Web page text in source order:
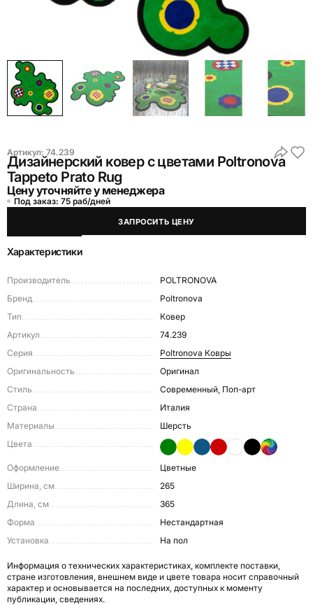
Артикул: 74.239
Дизайнерский ковер с цветами Poltronova
Tappeto Prato Rug
Цену уточняйте у менеджера
Под заказ: 75 раб/дней
ЗАПРОСИТЬ ЦЕНУ
Характеристики
Производитель
POLTRONOVA
Бренд
Poltronova
Тип
Ковер
Артикул
74.239
Серия
Poltronova Ковры
Оригинальность
Оригинал
Стиль
Современный, Поп-арт
Страна
Италия
Материалы
Шерсть
Цвета
Оформление
Цветные
Ширина, см
265
Длина, см
365
Форма
Нестандартная
Установка
На пол
Информация о технических характеристиках, комплекте поставки,
стране изготовления, внешнем виде и цвете товара носит справочный
характер и основывается на последних, доступных к моменту
публикации, сведениях.